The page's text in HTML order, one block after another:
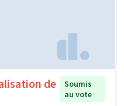
de
Soumis
au vote